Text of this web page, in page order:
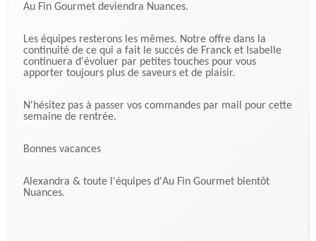
Au Fin Gourmet deviendra Nuances.
Les équipes resterons les mêmes. Notre offre dans la
continuité de ce qui a fait le succès de Franck et Isabelle
continuera d'évoluer par petites touches pour vous
apporter toujours plus de saveurs et de plaisir.
N'hésitez pas à passer vos commandes par mail pour cette
semaine de rentrée.
Bonnes vacances
Alexandra & toute l'équipes d'Au Fin Gourmet bientôt
Nuances.